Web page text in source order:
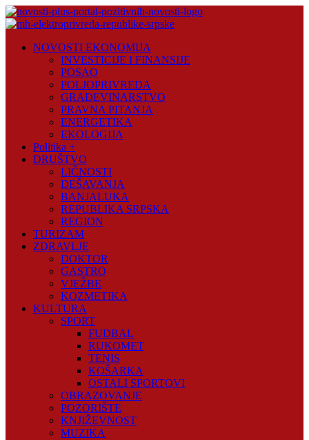
Skip
to
Plus
NOVOSTI EKONOMIJA
INVESTICIJE I FINANSIJE
POSAO
POLJOPRIVREDA
GRAĐEVINARSTVO
PRAVNA PITANJA
ENERGETIKA
EKOLOGIJA
Politika +
DRUŠTVO
LIČNOSTI
DEŠAVANJA
BANJALUKA
REPUBLIKA SRPSKA
REGION
TURIZAM
ZDRAVLJE
DOKTOR
GASTRO
VJEŽBE
KOZMETIKA
KULTURA
SPORT
FUDBAL
RUKOMET
TENIS
KOŠARKA
OSTALI SPORTOVI
OBRAZOVANJE
POZORIŠTE
KNJIŽEVNOST
MUZIKA